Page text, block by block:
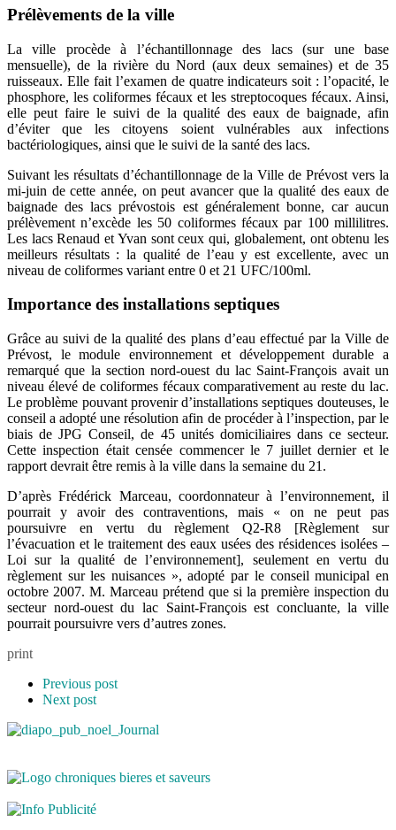
Prélèvements de la ville
La ville procède à l’échantillonnage des lacs (sur une base
mensuelle), de la rivière du Nord (aux deux semaines) et de 35
ruisseaux. Elle fait l’examen de quatre indicateurs soit : l’opacité, le
phosphore, les coliformes fécaux et les streptocoques fécaux. Ainsi,
elle peut faire le suivi de la qualité des eaux de baignade, afin
d’éviter que les citoyens soient vulnérables aux infections
bactériologiques, ainsi que le suivi de la santé des lacs.
Suivant les résultats d’échantillonnage de la Ville de Prévost vers la
mi-juin de cette année, on peut avancer que la qualité des eaux de
baignade des lacs prévostois est généralement bonne, car aucun
prélèvement n’excède les 50 coliformes fécaux par 100 millilitres.
Les lacs Renaud et Yvan sont ceux qui, globalement, ont obtenu les
meilleurs résultats : la qualité de l’eau y est excellente, avec un
niveau de coliformes variant entre 0 et 21 UFC/100ml.
Importance des installations septiques
Grâce au suivi de la qualité des plans d’eau effectué par la Ville de
Prévost, le module environnement et développement durable a
remarqué que la section nord-ouest du lac Saint-François avait un
niveau élevé de coliformes fécaux comparativement au reste du lac.
Le problème pouvant provenir d’installations septiques douteuses, le
conseil a adopté une résolution afin de procéder à l’inspection, par le
biais de JPG Conseil, de 45 unités domiciliaires dans ce secteur.
Cette inspection était censée commencer le 7 juillet dernier et le
rapport devrait être remis à la ville dans la semaine du 21.
D’après Frédérick Marceau, coordonnateur à l’environnement, il
pourrait y avoir des contraventions, mais « on ne peut pas
poursuivre en vertu du règlement Q2-R8 [Règlement sur
l’évacuation et le traitement des eaux usées des résidences isolées –
Loi sur la qualité de l’environnement], seulement en vertu du
règlement sur les nuisances », adopté par le conseil municipal en
octobre 2007. M. Marceau prétend que si la première inspection du
secteur nord-ouest du lac Saint-François est concluante, la ville
pourrait poursuivre vers d’autres zones.
print
Previous post
Next post